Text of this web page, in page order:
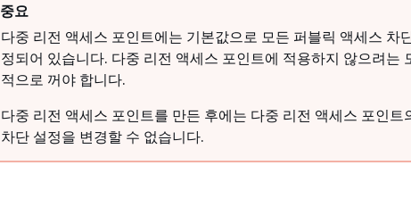
중요
다중 리전 액세스 포인트에는 기본값으로 모든 퍼블릭 액세스 차
정되어 있습니다. 다중 리전 액세스 포인트에 적용하지 않으려는
적으로 꺼야 합니다.
다중 리전 액세스 포인트를 만든 후에는 다중 리전 액세스 포인트
차단 설정을 변경할 수 없습니다.